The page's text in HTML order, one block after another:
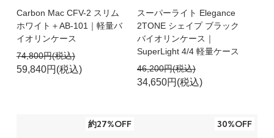
Carbon Mac CFV-2 スリム
ホワイト＋AB-101｜軽量バ
イオリンケース
74,800円(税込)
59,840円(税込)
スーパーライト Elegance
2TONE シェイプ ブラック
バイオリンケース｜
SuperLight 4/4 軽量ケース
46,200円(税込)
34,650円(税込)
約27%OFF 30%OFF